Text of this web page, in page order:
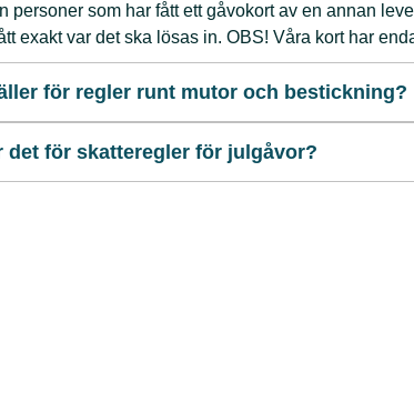
personer som har fått ett gåvokort av en annan
exakt var det ska lösas in. OBS! Våra kort har
för regler runt mutor och bestickning?
det för skatteregler för julgåvor?